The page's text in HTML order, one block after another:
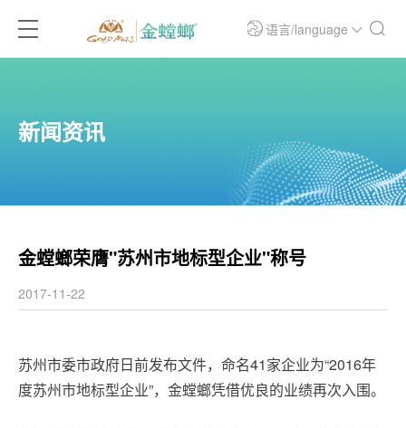
语言/language
新闻资讯
金螳螂荣膺"苏州市地标型企业"称号
2017-11-22
苏州市委市政府日前发布文件，命名41家企业为“2016年
度苏州市地标型企业”，金螳螂凭借优良的业绩再次入围。